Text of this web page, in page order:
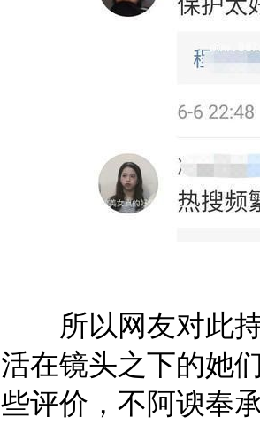
所以网友对此持
活在镜头之下的她
些评价，不阿谀奉